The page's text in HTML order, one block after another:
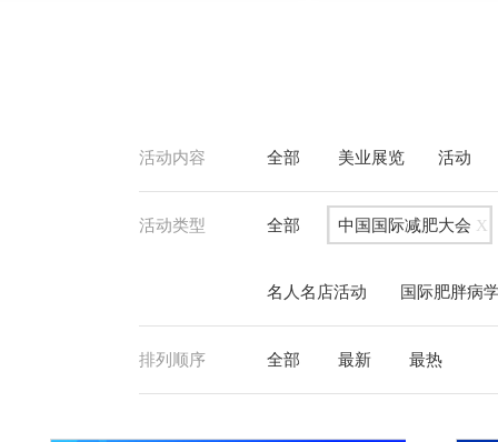
活动内容 全部 美业展览 活动
活动类型 全部 中国国际减肥大会 X
名人名店活动 国际肥胖病
排列顺序 全部 最新 最热